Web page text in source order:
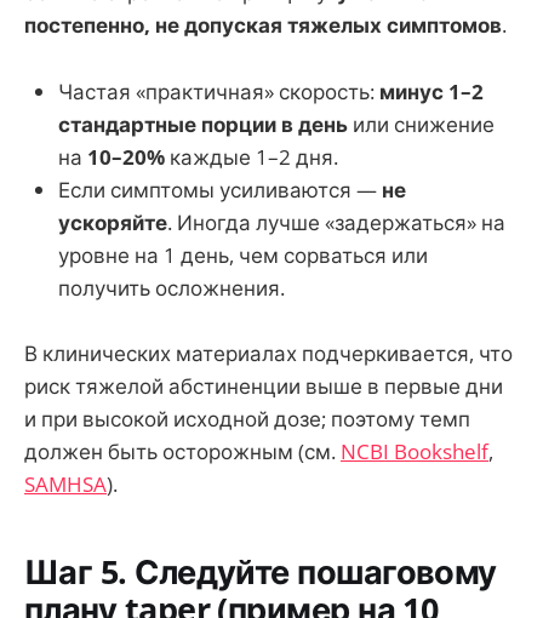
постепенно, не допуская тяжелых симптомов.
Частая «практичная» скорость: минус 1–2
стандартные порции в день или снижение
на 10–20% каждые 1–2 дня.
Если симптомы усиливаются — не
ускоряйте. Иногда лучше «задержаться» на
уровне на 1 день, чем сорваться или
получить осложнения.
В клинических материалах подчеркивается, что
риск тяжелой абстиненции выше в первые дни
и при высокой исходной дозе; поэтому темп
должен быть осторожным (см. NCBI Bookshelf,
SAMHSA).
Шаг 5. Следуйте пошаговому